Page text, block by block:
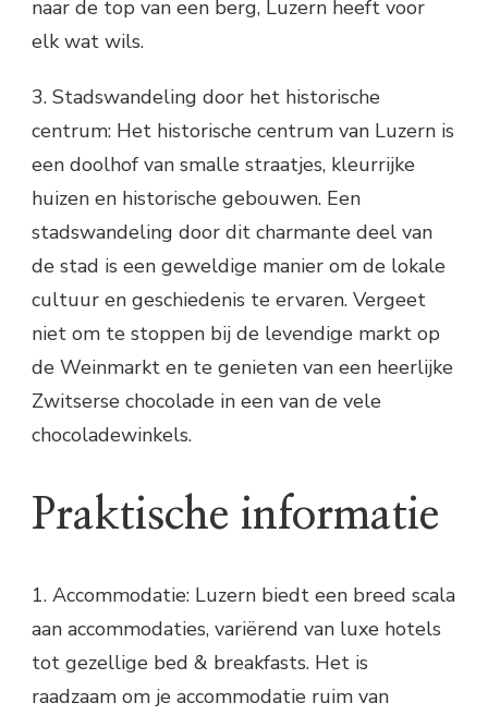
naar de top van een berg, Luzern heeft voor
elk wat wils.
3. Stadswandeling door het historische
centrum: Het historische centrum van Luzern is
een doolhof van smalle straatjes, kleurrijke
huizen en historische gebouwen. Een
stadswandeling door dit charmante deel van
de stad is een geweldige manier om de lokale
cultuur en geschiedenis te ervaren. Vergeet
niet om te stoppen bij de levendige markt op
de Weinmarkt en te genieten van een heerlijke
Zwitserse chocolade in een van de vele
chocoladewinkels.
Praktische informatie
1. Accommodatie: Luzern biedt een breed scala
aan accommodaties, variërend van luxe hotels
tot gezellige bed & breakfasts. Het is
raadzaam om je accommodatie ruim van